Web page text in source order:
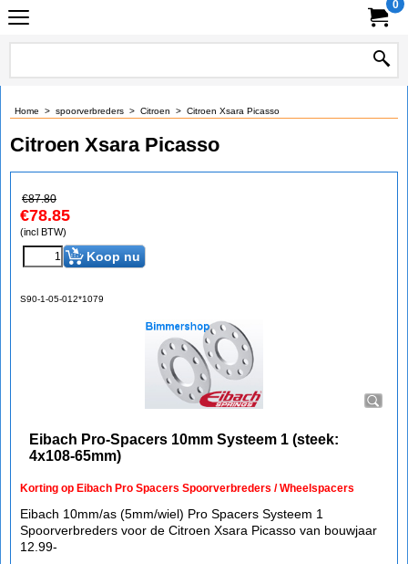
0
Home > spoorverbreders > Citroen > Citroen Xsara Picasso
Citroen Xsara Picasso
€87.80
€78.85
(incl BTW)
Koop nu
S90-1-05-012*1079
Eibach Pro-Spacers 10mm Systeem 1 (steek:
4x108-65mm)
Korting op Eibach Pro Spacers Spoorverbreders / Wheelspacers
Eibach 10mm/as (5mm/wiel) Pro Spacers Systeem 1
Spoorverbreders voor de Citroen Xsara Picasso van bouwjaar
12.99-